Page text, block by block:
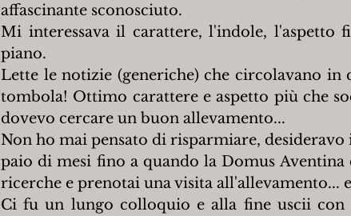
affascinante sconosciuto.
Mi interessava il carattere, l'indole, l'aspetto
piano.
Lette le notizie (generiche) che circolavano in
tombola! Ottimo carattere e aspetto più che
dovevo cercare un buon allevamento...
Non ho mai pensato di risparmiare,
paio di mesi fino a quando la Domus
ricerche e prenotai una visita all'allevamento...
Ci fu un lungo colloquio e alla fine uscii con